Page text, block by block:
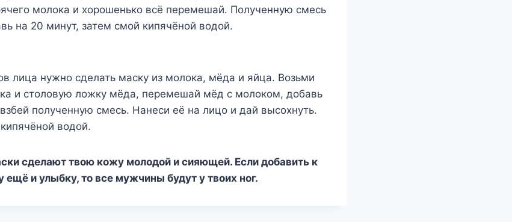
молока и хорошенько всё перемешай. Полученную смесь
на 20 минут, затем смой кипячёной водой.
лица нужно сделать маску из молока, мёда и яйца. Возьми
и столовую ложку мёда, перемешай мёд с молоком, добавь
полученную смесь. Нанеси её на лицо и дай высохнуть.
водой.
сделают твою кожу молодой и сияющей. Если добавить к
и улыбку, то все мужчины будут у твоих ног.